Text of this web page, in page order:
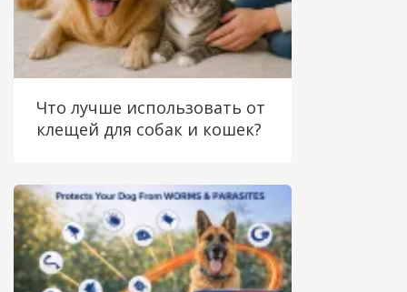
Что лучше использовать от
клещей для собак и кошек?